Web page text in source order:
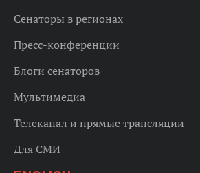
Сенаторы в регионах
Пресс-конференции
Блоги сенаторов
Мультимедиа
Телеканал и прямые трансляции
Для СМИ